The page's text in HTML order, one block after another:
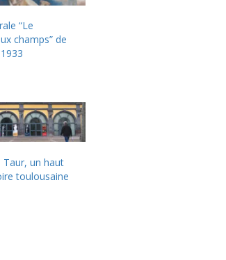
“Le
champs” de
Taur, un haut
toulousaine